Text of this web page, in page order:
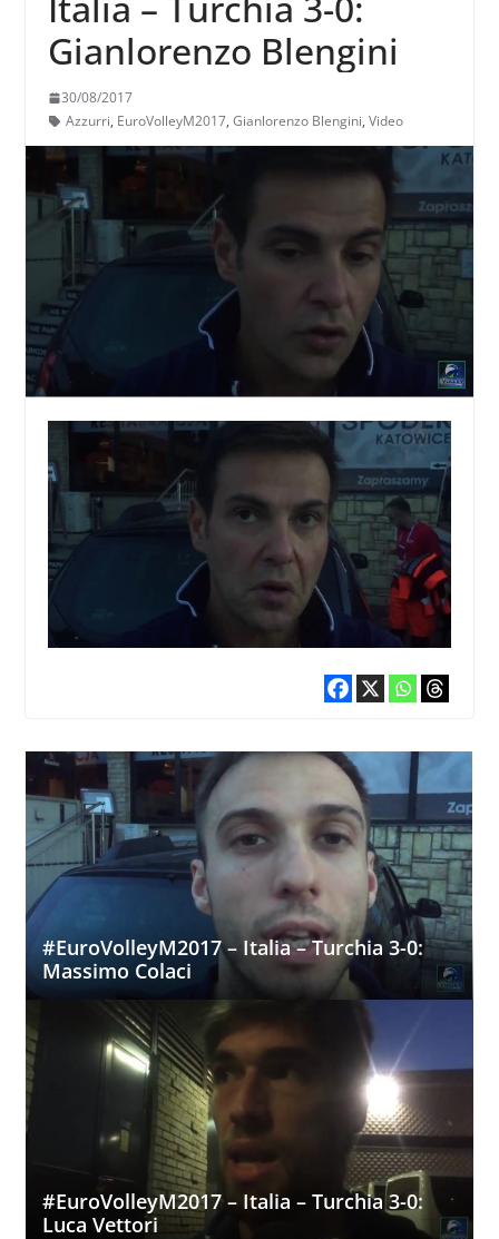
Gianlorenzo Blengini
30/08/2017
Azzurri, EuroVolleyM2017, Gianlorenzo Blengini, Video
#EuroVolleyM2017 – Italia – Turchia 3-0:
Massimo Colaci
#EuroVolleyM2017 – Italia – Turchia 3-0:
Luca Vettori